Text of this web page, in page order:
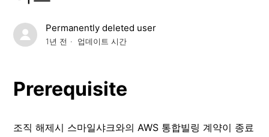
Permanently deleted user
1년 전 업데이트 시간
Prerequisite
조직 해제시 스마일샤크와의 AWS 통합빌링 계약이 종료